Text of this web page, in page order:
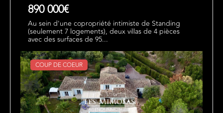
890 000€
Au sein d'une copropriété intimiste de Standing
(seulement 7 logements), deux villas de 4 pièces
avec des surfaces de 95...
COUP DE COEUR